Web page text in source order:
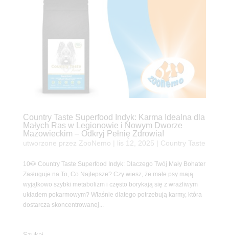
Country Taste Superfood Indyk: Karma Idealna dla
Małych Ras w Legionowie i Nowym Dworze
Mazowieckim – Odkryj Pełnię Zdrowia!
utworzone przez ZooNemo lis 12, 2025 Country Taste
10🐶 Country Taste Superfood Indyk: Dlaczego Twój Mały Bohater
Zasługuje na To, Co Najlepsze? Czy wiesz, że małe psy mają
wyjątkowo szybki metabolizm i często borykają się z wrażliwym
układem pokarmowym? Właśnie dlatego potrzebują karmy, która
dostarcza skoncentrowanej...